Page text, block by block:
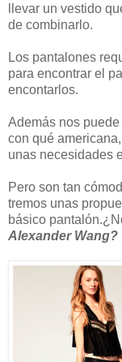
llevar un vestido
de combinarlo.
Los pantalones
para encontrar el
encontarlos.
Además nos
con qué
unas necesidades
Pero son tan
tremos unas
básico
Alexander Wang?